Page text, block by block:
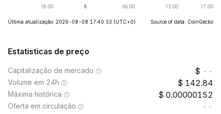
Última atualização: 2026-08-08 17:40:53 (UTC+0) Source of data: CoinGecko
Estatisticas de preço
Capitalização de mercado --
Volume em 24h 142.84
Máxima histórica 0.00000152
Oferta em circulação --